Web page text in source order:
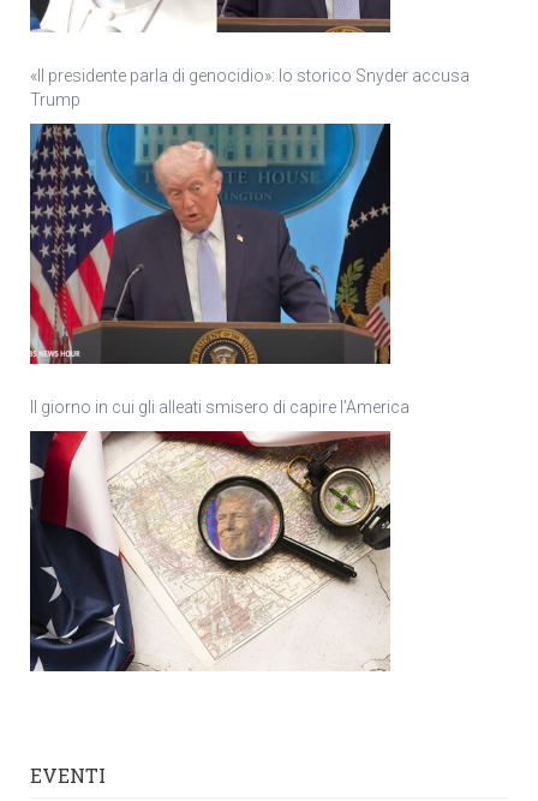
«Il presidente parla di genocidio»: lo storico Snyder accusa
Trump
Il giorno in cui gli alleati smisero di capire l’America
EVENTI